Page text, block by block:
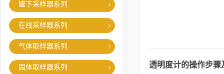
罐下采样器系列
在线采样器系列
气体取样器系列
固体取样器系列 透明度计的操作步骤